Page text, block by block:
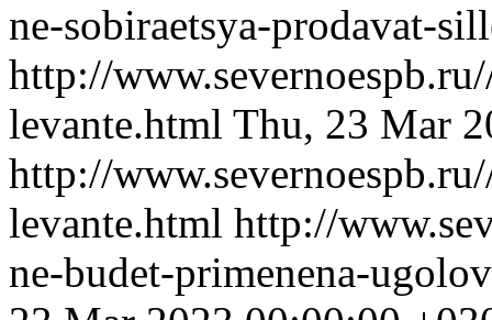
ne-sobiraetsya-prodavat-
http://
levante.html Thu, 23 Mar
http://
levante.html http://
ne-budet-primenena-